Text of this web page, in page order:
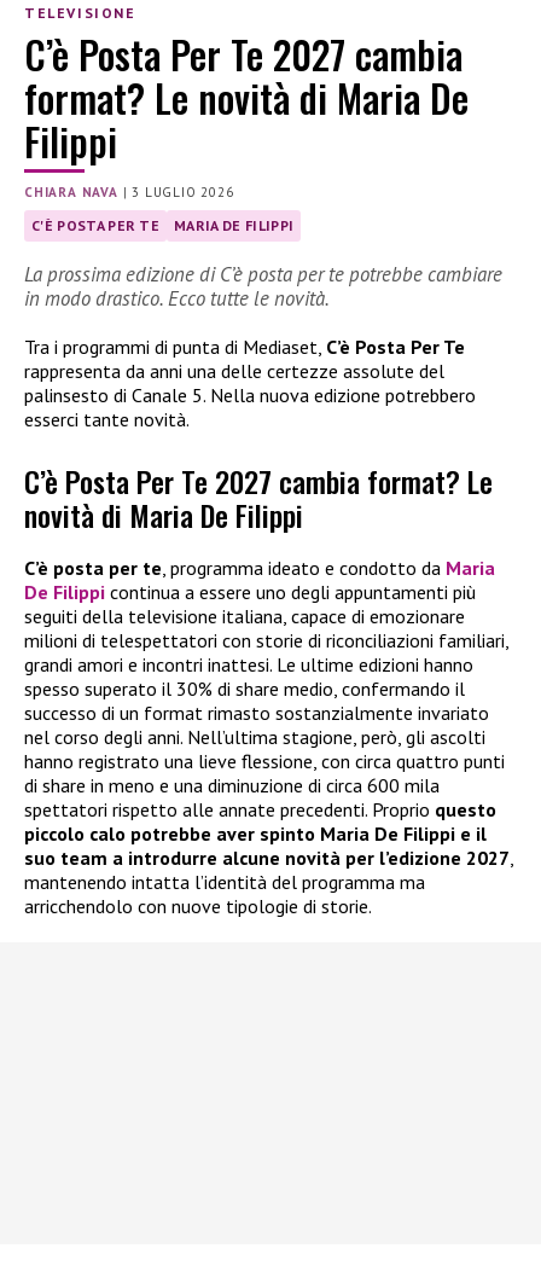
TELEVISIONE
C’è Posta Per Te 2027 cambia
format? Le novità di Maria De
Filippi
CHIARA NAVA |3 LUGLIO 2026
C'È POSTA PER TE MARIA DE FILIPPI
La prossima edizione di C’è posta per te potrebbe cambiare
in modo drastico. Ecco tutte le novità.
Tra i programmi di punta di Mediaset, C’è Posta Per Te
rappresenta da anni una delle certezze assolute del
palinsesto di Canale 5. Nella nuova edizione potrebbero
esserci tante novità.
C’è Posta Per Te 2027 cambia format? Le
novità di Maria De Filippi
C’è posta per te , programma ideato e condotto da Maria
De Filippi continua a essere uno degli appuntamenti più
seguiti della televisione italiana, capace di emozionare
milioni di telespettatori con storie di riconciliazioni familiari,
grandi amori e incontri inattesi. Le ultime edizioni hanno
spesso superato il 30% di share medio, confermando il
successo di un format rimasto sostanzialmente invariato
nel corso degli anni. Nell’ultima stagione, però, gli ascolti
hanno registrato una lieve flessione, con circa quattro punti
di share in meno e una diminuzione di circa 600 mila
spettatori rispetto alle annate precedenti. Proprio questo
piccolo calo potrebbe aver spinto Maria De Filippi e il
suo team a introdurre alcune novità per l’edizione 2027
mantenendo intatta l’identità del programma ma
arricchendolo con nuove tipologie di storie.